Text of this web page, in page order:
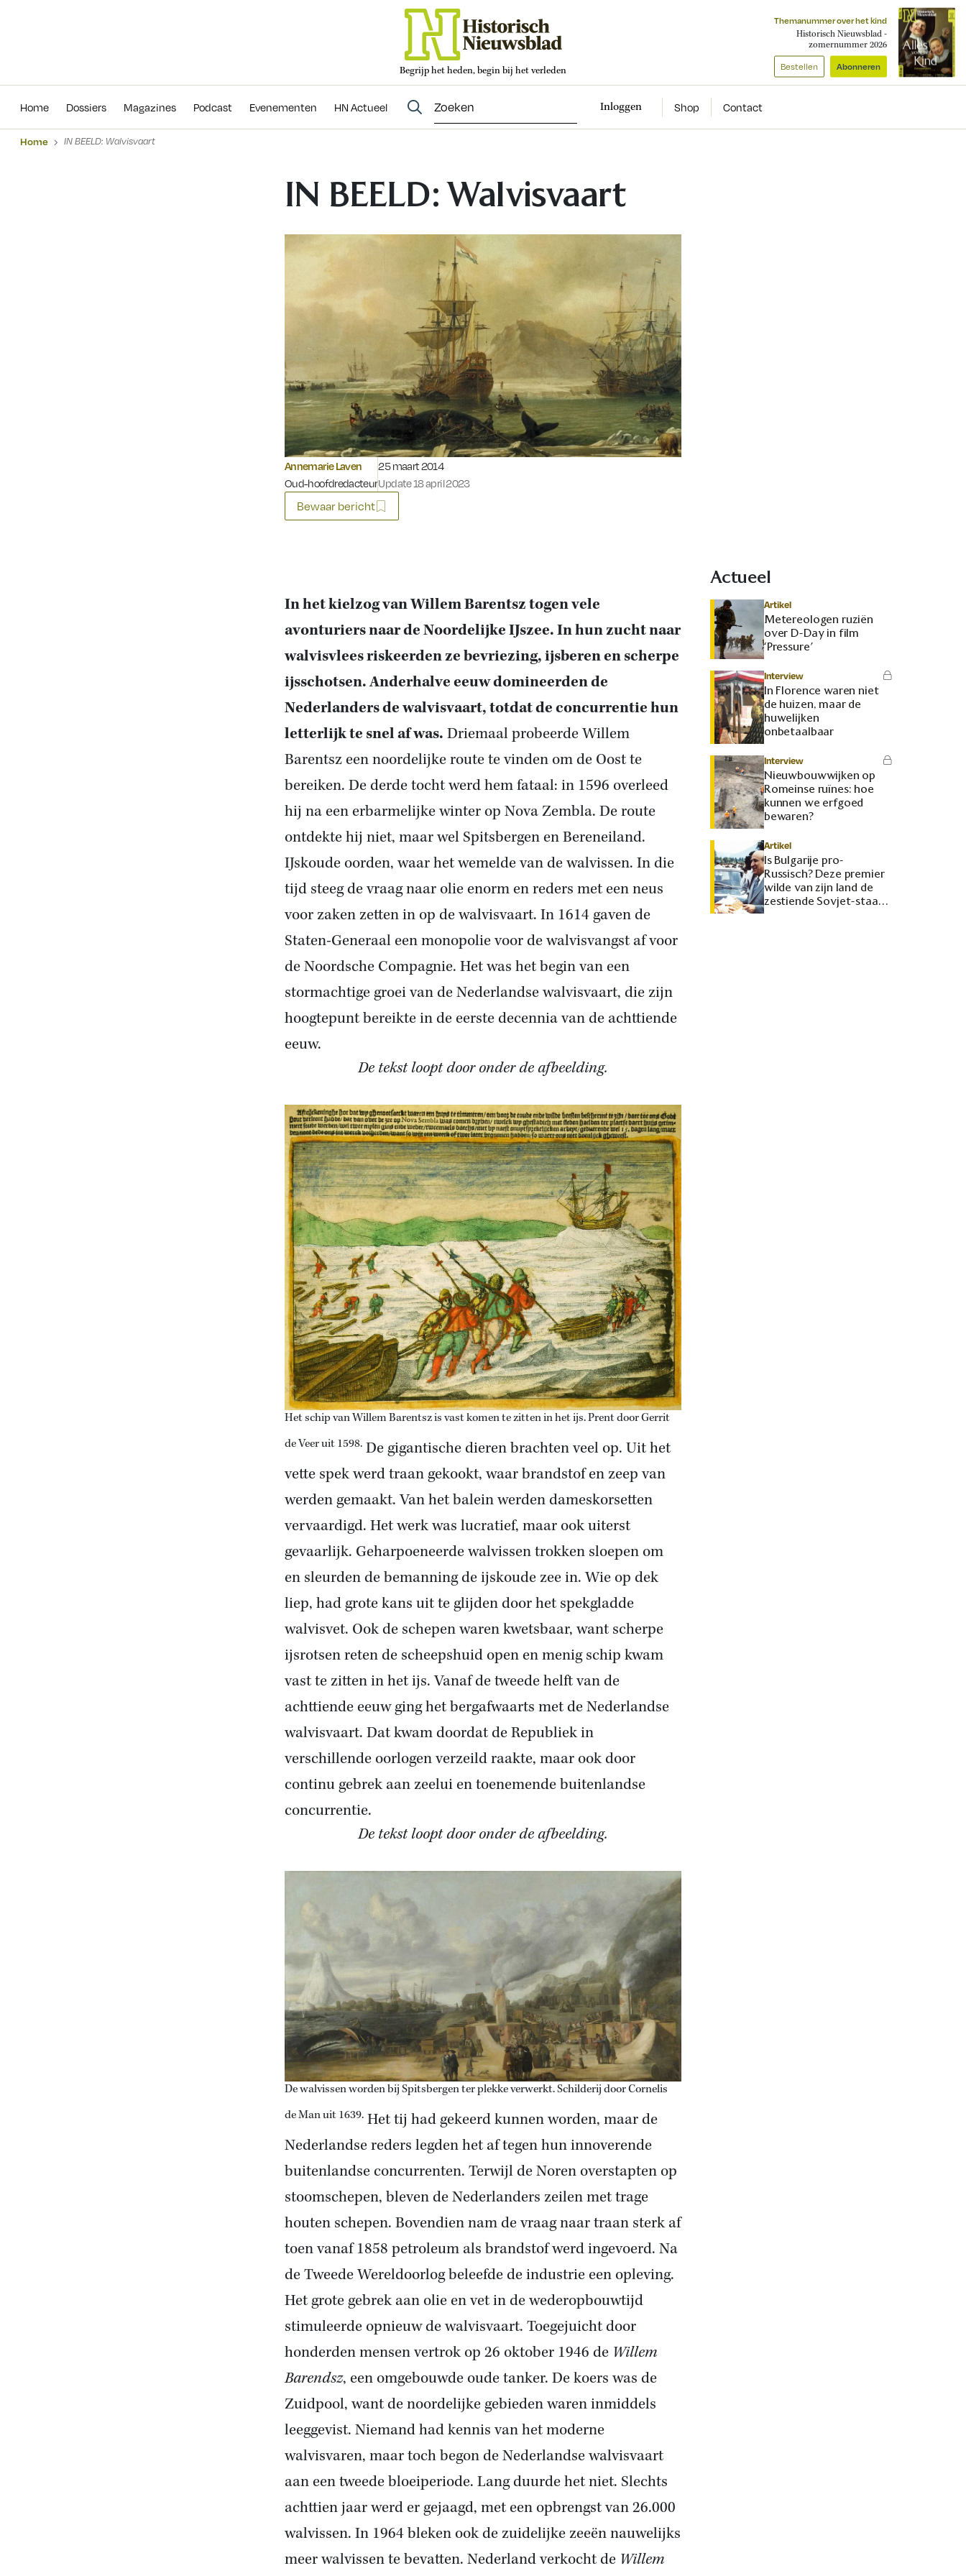
Begrijp het heden, begin bij het verleden
Themanummer over het kind
Historisch Nieuwsblad -
zomernummer 2026
Bestellen Abonneren
Home Dossiers Magazines Podcast Evenementen HN Actueel Inloggen Shop Contact
Evenementen
Home IN BEELD: Walvisvaart
IN BEELD: Walvisvaart
Annemarie Laven
Oud-hoofdredacteur
Gepubliceerd op:
25 maart 2014
Update 18 april 2023
Bewaar bericht
In het kielzog van Willem Barentsz togen vele
avonturiers naar de Noordelijke IJszee. In hun zucht naar
walvisvlees riskeerden ze bevriezing, ijsberen en scherpe
ijsschotsen. Anderhalve eeuw domineerden de
Nederlanders de walvisvaart, totdat de concurrentie hun
letterlijk te snel af was. Driemaal probeerde Willem
Barentsz een noordelijke route te vinden om de Oost te
bereiken. De derde tocht werd hem fataal: in 1596 overleed
hij na een erbarmelijke winter op Nova Zembla. De route
ontdekte hij niet, maar wel Spitsbergen en Bereneiland.
IJskoude oorden, waar het wemelde van de walvissen. In die
tijd steeg de vraag naar olie enorm en reders met een neus
voor zaken zetten in op de walvisvaart. In 1614 gaven de
Staten-Generaal een monopolie voor de walvisvangst af voor
de Noordsche Compagnie. Het was het begin van een
stormachtige groei van de Nederlandse walvisvaart, die zijn
hoogtepunt bereikte in de eerste decennia van de achttiende
eeuw.
De tekst loopt door onder de afbeelding.
Het schip van Willem Barentsz is vast komen te zitten in het ijs. Prent door Gerrit
de Veer uit 1598.De gigantische dieren brachten veel op. Uit het
vette spek werd traan gekookt, waar brandstof en zeep van
werden gemaakt. Van het balein werden dameskorsetten
vervaardigd. Het werk was lucratief, maar ook uiterst
gevaarlijk. Geharpoeneerde walvissen trokken sloepen om
en sleurden de bemanning de ijskoude zee in. Wie op dek
liep, had grote kans uit te glijden door het spekgladde
walvisvet. Ook de schepen waren kwetsbaar, want scherpe
ijsrotsen reten de scheepshuid open en menig schip kwam
vast te zitten in het ijs. Vanaf de tweede helft van de
achttiende eeuw ging het bergafwaarts met de Nederlandse
walvisvaart. Dat kwam doordat de Republiek in
verschillende oorlogen verzeild raakte, maar ook door
continu gebrek aan zeelui en toenemende buitenlandse
concurrentie.
De tekst loopt door onder de afbeelding.
De walvissen worden bij Spitsbergen ter plekke verwerkt. Schilderij door Cornelis
de Man uit 1639.Het tij had gekeerd kunnen worden, maar de
Nederlandse reders legden het af tegen hun innoverende
buitenlandse concurrenten. Terwijl de Noren overstapten op
stoomschepen, bleven de Nederlanders zeilen met trage
houten schepen. Bovendien nam de vraag naar traan sterk af
toen vanaf 1858 petroleum als brandstof werd ingevoerd. Na
de Tweede Wereldoorlog beleefde de industrie een opleving.
Het grote gebrek aan olie en vet in de wederopbouwtijd
stimuleerde opnieuw de walvisvaart. Toegejuicht door
honderden mensen vertrok op 26 oktober 1946 de Willem
Barendsz, een omgebouwde oude tanker. De koers was de
Zuidpool, want de noordelijke gebieden waren inmiddels
leeggevist. Niemand had kennis van het moderne
walvisvaren, maar toch begon de Nederlandse walvisvaart
aan een tweede bloeiperiode. Lang duurde het niet. Slechts
achttien jaar werd er gejaagd, met een opbrengst van 26.000
walvissen. In 1964 bleken ook de zuidelijke zeeën nauwelijks
meer walvissen te bevatten. Nederland verkocht de Willem
Actueel
Artikel
Metereologen ruziën
over D-Day in film
‘Pressure’
Interview
In Florence waren niet
de huizen, maar de
huwelijken
onbetaalbaar
Interview
Nieuwbouwwijken op
Romeinse ruïnes: hoe
kunnen we erfgoed
bewaren?
Artikel
Is Bulgarije pro-
Russisch? Deze premier
wilde van zijn land de
zestiende Sovjet-staat
maken